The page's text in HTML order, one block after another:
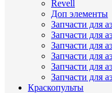
Revell
Доп элементы
Запчасти для
Запчасти для
Запчасти для
Запчасти для
Запчасти для
Запчасти для
Краскопульты